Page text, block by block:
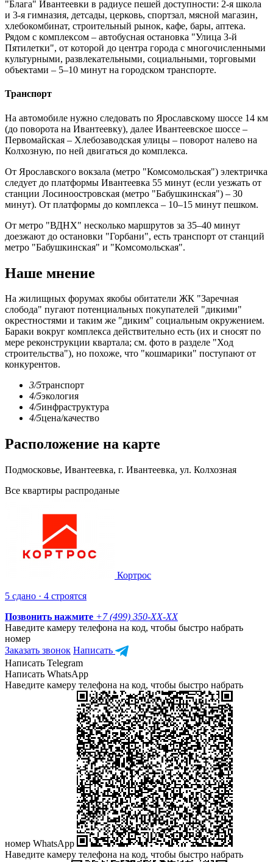
"Блага" Ивантеевки в радиусе пешей доступности: 2-я школа
и 3-я гимназия, детсады, церковь, спортзал, мясной магазин,
хлебокомбинат, строительный рынок, кафе, бары, аптека.
Рядом с комплексом – автобусная остановка "Улица 3-й
Пятилетки", от которой до центра города с многочисленными
культурными, развлекательными, социальными, торговыми
объектами – 5–10 минут на городском транспорте.
Транспорт
На автомобиле нужно следовать по Ярославскому шоссе 14 км
(до поворота на Ивантеевку), далее Ивантеевское шоссе –
Первомайская – Хлебозаводская улицы – поворот налево на
Колхозную, по ней двигаться до комплекса.
От Ярославского вокзала (метро "Комсомольская") электричка
следует до платформы Ивантеевка 55 минут (если уезжать от
станции Лосиноостровская (метро "Бабушкинская") – 30
минут). От платформы до комплекса – 10–15 минут пешком.
От метро "ВДНХ" несколько маршрутов за 35–40 минут
доезжают до остановки "Горбани", есть транспорт от станций
метро "Бабушкинская" и "Комсомольская".
Наше мнение
На жилищных форумах якобы обитатели ЖК "Заречная
слобода" пугают потенциальных покупателей "дикими"
окрестностями и таким же "диким" социальным окружением.
Бараки вокруг комплекса действительно есть (их и сносят по
мере реконструкции квартала; см. фото в разделе "Ход
строительства"), но похоже, что "кошмарики" поступают от
конкурентов.
3/5транспорт
4/5экология
4/5инфраструктура
4/5цена/качество
Расположение на карте
Подмосковье, Ивантеевка, г. Ивантеевка, ул. Колхозная
Все квартиры распроданые
Кортрос
5 сдано · 4 строятся
Позвонить нажмите +7 (499) 350-XX-XX
Наведите камеру телефона на код, чтобы быстро набрать
номер
Заказать звонок Написать
Написать Telegram
Написать WhatsApp
Наведите камеру телефона на код, чтобы быстро набрать
номер WhatsApp
Наведите камеру телефона на код, чтобы быстро набрать